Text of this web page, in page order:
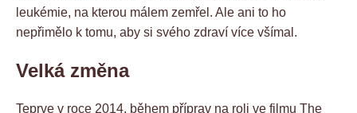
leukémie, na kterou málem zemřel. Ale ani to ho
nepřimělo k tomu, aby si svého zdraví více všímal.
Velká změna
Teprve v roce 2014, během příprav na roli ve filmu The